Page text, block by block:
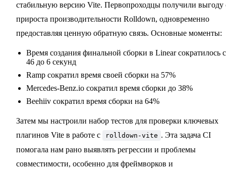
стабильную версию Vite. Первопроходцы получили выгоду
прироста производительности Rolldown, одновременно
предоставляя ценную обратную связь. Основные моменты:
Время создания финальной сборки в Linear сократилось с
46 до 6 секунд
Ramp сократил время своей сборки на 57%
Mercedes-Benz.io сократил время сборки до 38%
Beehiiv сократил время сборки на 64%
Затем мы настроили набор тестов для проверки ключевых
плагинов Vite в работе с
rolldown-vite . Эта задача CI
помогала нам рано выявлять регрессии и проблемы
совместимости, особенно для фреймворков и